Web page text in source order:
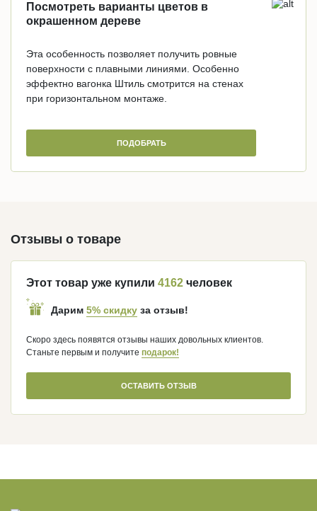
Посмотреть варианты цветов в
окрашенном дереве
Эта особенность позволяет получить ровные
поверхности с плавными линиями. Особенно
эффектно вагонка Штиль смотрится на стенах
при горизонтальном монтаже.
ПОДОБРАТЬ
Отзывы о товаре
Этот товар уже купили 4162 человек
Дарим 5% скидку за отзыв!
Скоро здесь появятся отзывы наших довольных клиентов.
Станьте первым и получите подарок!
ОСТАВИТЬ ОТЗЫВ